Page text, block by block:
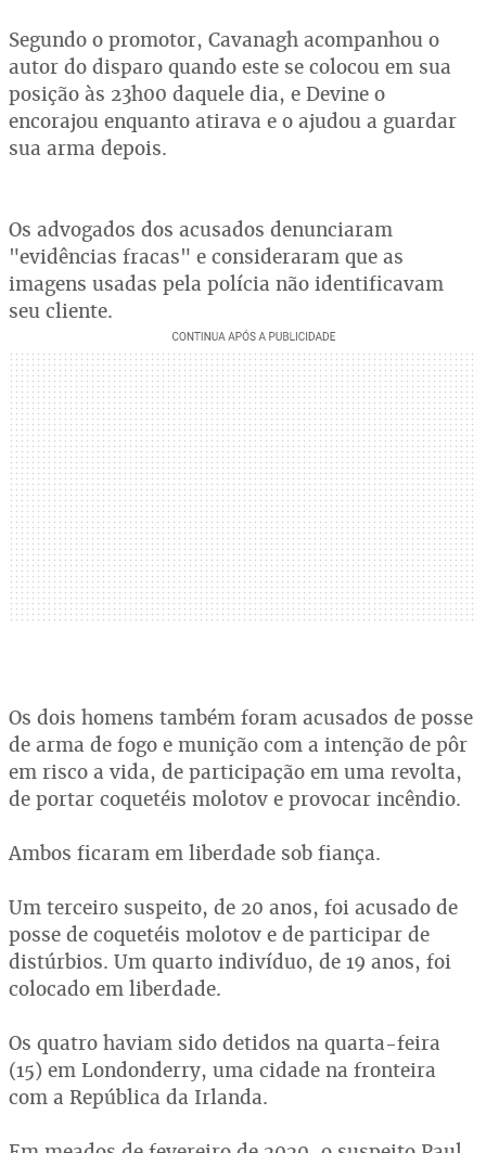
Segundo o promotor, Cavanagh acompanhou o
autor do disparo quando este se colocou em sua
posição às 23h00 daquele dia, e Devine o
encorajou enquanto atirava e o ajudou a guardar
sua arma depois.
Os advogados dos acusados denunciaram
"evidências fracas" e consideraram que as
imagens usadas pela polícia não identificavam
seu cliente.
Os dois homens também foram acusados de posse
de arma de fogo e munição com a intenção de pôr
em risco a vida, de participação em uma revolta,
de portar coquetéis molotov e provocar incêndio.
Ambos ficaram em liberdade sob fiança.
Um terceiro suspeito, de 20 anos, foi acusado de
posse de coquetéis molotov e de participar de
distúrbios. Um quarto indivíduo, de 19 anos, foi
colocado em liberdade.
Os quatro haviam sido detidos na quarta-feira
(15) em Londonderry, uma cidade na fronteira
com a República da Irlanda.